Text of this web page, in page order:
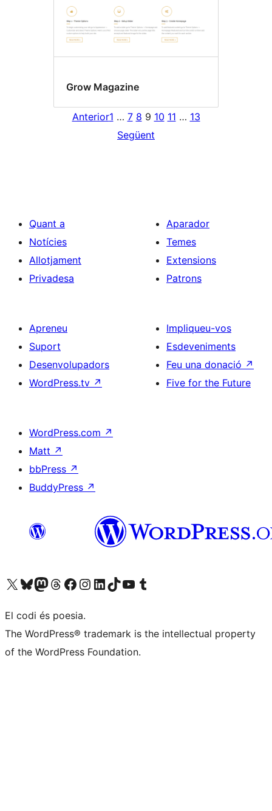
Grow Magazine
Anterior1 … 7 8 9 10 11 … 13
Següent
Quant a
Notícies
Allotjament
Privadesa
Aparador
Temes
Extensions
Patrons
Apreneu
Suport
Desenvolupadors
WordPress.tv ↗
Impliqueu-vos
Esdeveniments
Feu una donació ↗
Five for the Future
WordPress.com ↗
Matt ↗
bbPress ↗
BuddyPress ↗
Visiteu el nostre compte X (abans Twitter)
Visiteu el nostre compte de Bluesky
Visiteu el nostre compte al Mastodon
Visiteu el nostre compte de Threads
Visiteu la nostra pàgina al Facebook
Visiteu el nostre compte d'Instagram
Visiteu el nostre compte de LinkedIn
Visiteu el nostre compte de TikTok
Visiteu el nostre canal al YouTube
Visiteu el nostre compte de Tumblr
El codi és poesia.
The WordPress® trademark is the intellectual property
of the WordPress Foundation.